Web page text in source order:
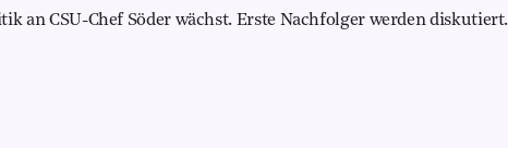
an CSU-Chef Söder wächst. Erste Nachfolger werden diskutiert.